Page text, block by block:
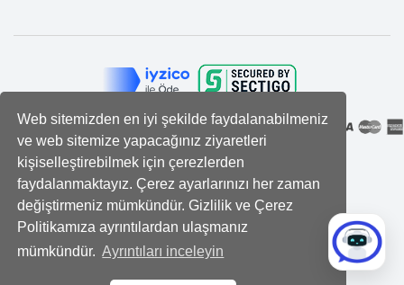
Web sitemizden en iyi şekilde faydalanabilmeniz
ve web sitemize yapacağınız ziyaretleri
kişiselleştirebilmek için çerezlerden
faydalanmaktayız. Çerez ayarlarınızı her zaman
değiştirmeniz mümkündür. Gizlilik ve Çerez
Politikamıza ayrıntılardan ulaşmanız
mümkündür. Ayrıntıları inceleyin